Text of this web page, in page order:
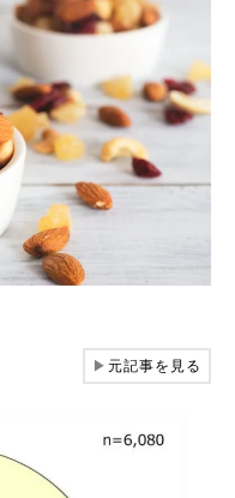
▶元記事を見る